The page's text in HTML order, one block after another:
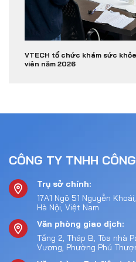
VTECH tổ chức khám sức
viên năm 2026
CÔNG TY TNHH
Trụ sở chính:
17A1 Ngõ 51 Nguyễn
Hà Nội, Việt Nam
Văn phòng giao dịch:
Tầng 2, Tháp B, Tòa nhà
Vương, Phường Phú